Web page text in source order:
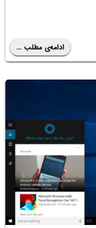
ادامه‌ی مطلب ...